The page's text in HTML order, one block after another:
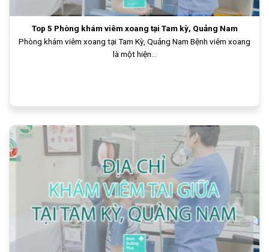
Top 5 Phòng khám viêm xoang tại Tam kỳ, Quảng Nam
Phòng khám viêm xoang tại Tam Kỳ, Quảng Nam Bệnh viêm xoang
là một hiện...